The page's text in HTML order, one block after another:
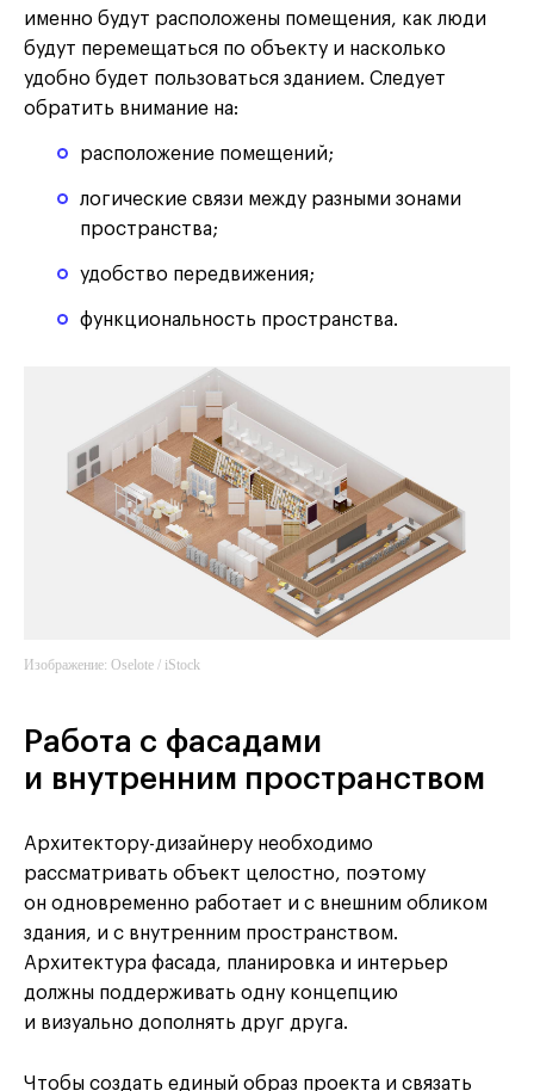
именно будут расположены помещения, как люди
будут перемещаться по объекту и насколько
удобно будет пользоваться зданием. Следует
обратить внимание на:
расположение помещений;
логические связи между разными зонами
пространства;
удобство передвижения;
функциональность пространства.
Изображение: Oselote / iStock
Работа с фасадами
и внутренним пространством
Архитектору-дизайнеру необходимо
рассматривать объект целостно, поэтому
он одновременно работает и с внешним обликом
здания, и с внутренним пространством.
Архитектура фасада, планировка и интерьер
должны поддерживать одну концепцию
и визуально дополнять друг друга.
Чтобы создать единый образ проекта и связать